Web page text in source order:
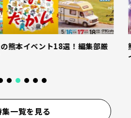
本イベント18選！編集部厳
集一覧を見る